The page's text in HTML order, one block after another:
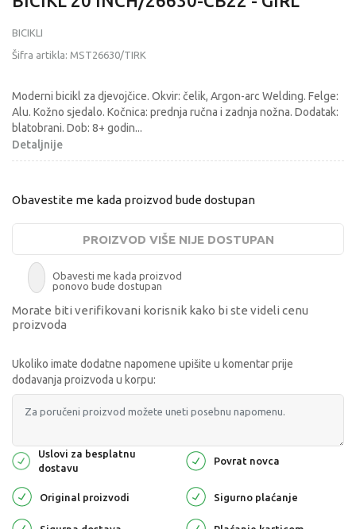
BICIKLI
Šifra artikla: MST26630/TIRK
Moderni bicikl za djevojčice. Okvir: čelik, Argon-arc Welding. Felge:
Alu. Kožno sjedalo. Kočnica: prednja ručna i zadnja nožna. Dodatak:
blatobrani. Dob: 8+ godin...
Detaljnije
Obavestite me kada proizvod bude dostupan
PROIZVOD VIŠE NIJE DOSTUPAN
Obavesti me kada proizvod
ponovo bude dostupan
Morate biti verifikovani korisnik kako bi ste videli cenu
proizvoda
Ukoliko imate dodatne napomene upišite u komentar prije
dodavanja proizvoda u korpu:
Uslovi za besplatnu
dostavu
Povrat novca
Original proizvodi Sigurno plaćanje